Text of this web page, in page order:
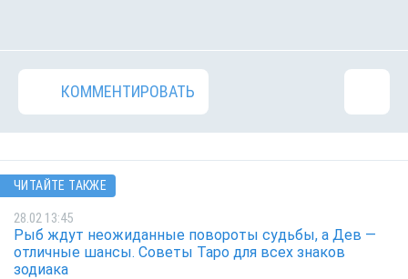
КОММЕНТИРОВАТЬ
ЧИТАЙТЕ ТАКЖЕ
28.02 13:45
Рыб ждут неожиданные повороты судьбы, а Дев —
отличные шансы. Советы Таро для всех знаков
зодиака